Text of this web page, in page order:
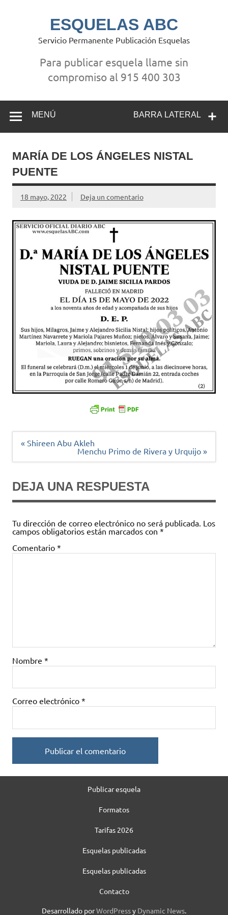
ESQUELAS ABC
Servicio Permanente Publicación Esquelas
Para publicar esquela llame sin
compromiso al 915 400 303
BARRA LATERAL
MENÚ
MARÍA DE LOS ÁNGELES NISTAL
PUENTE
18 mayo, 2022 Deja un comentario
Navegación
« Shireen Abu Akleh
Menchu Primo de Rivera y Urquijo »
DEJA UNA RESPUESTA
Tu dirección de correo electrónico no será publicada. Los
campos obligatorios están marcados con *
Comentario *
Nombre *
Correo electrónico *
Publicar esquela
Formatos
Tarifas 2026
Esquelas publicadas
Esquelas publicadas
Contacto
Desarrollado porWordPressy Dynamic News.